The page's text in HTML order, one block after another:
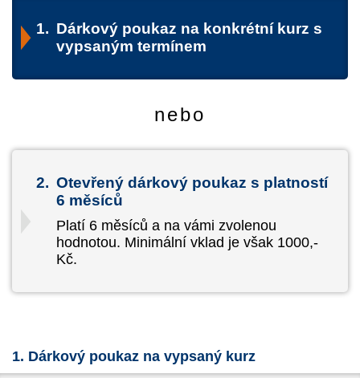
1. Dárkový poukaz na konkrétní kurz s
vypsaným termínem
nebo
2. Otevřený dárkový poukaz s platností
6 měsíců
Platí 6 měsíců a na vámi zvolenou
hodnotou. Minimální vklad je však 1000,-
Kč.
1. Dárkový poukaz na vypsaný kurz